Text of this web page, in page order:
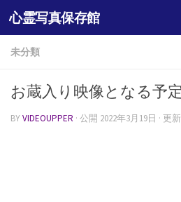
心霊写真保存館
未分類
お蔵入り映像となる予
BYVIDEOUPPER · 公開 2022年3月19日 · 更